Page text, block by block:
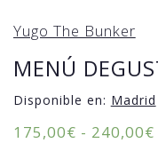
Yugo The Bunker
MENÚ
Disponible en: Madrid
175,00€ - 240,00€